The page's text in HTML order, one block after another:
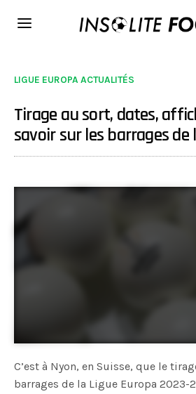
LIGUE EUROPA ACTUALITÉS
Tirage au sort, dates,
savoir sur les barrages de
C’est à Nyon, en Suisse, que le
barrages de la Ligue Europa 2023-